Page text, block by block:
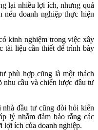
lại nhiều lợi ích, nhưng quá
nếu doanh nghiệp thực hiện
kinh nghiệm trong việc xây
tài liệu cần thiết để trình bày
phù hợp cũng là một thách
nhu cầu và chiến lược đầu tư
đầu tư cũng đòi hỏi kiến
lý nhằm đảm bảo rằng các
lợi ích của doanh nghiệp.